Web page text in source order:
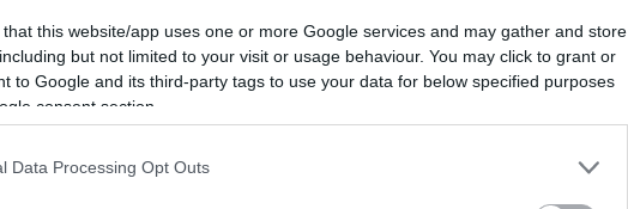
that this website/app uses one or more Google services and may gather and store
but not limited to your visit or usage behaviour. You may click to grant or
to Google and its third-party tags to use your data for below specified purposes
consent section.
Data Processing Opt Outs